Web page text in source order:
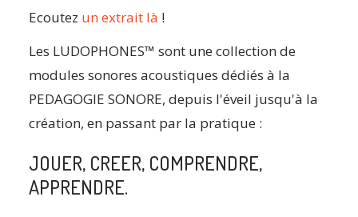
Ecoutez un extrait là !
Les LUDOPHONES™ sont une collection de
modules sonores acoustiques dédiés à la
PEDAGOGIE SONORE, depuis l'éveil jusqu'à la
création, en passant par la pratique :
JOUER, CREER, COMPRENDRE,
APPRENDRE.